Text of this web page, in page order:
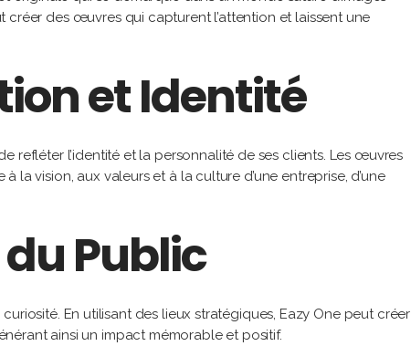
créer des œuvres qui capturent l’attention et laissent une
et Identité
refléter l’identité et la personnalité de ses clients. Les œuvres
vision, aux valeurs et à la culture d’une entreprise, d’une
Public
En utilisant des lieux stratégiques, Eazy One peut créer
ainsi un impact mémorable et positif.